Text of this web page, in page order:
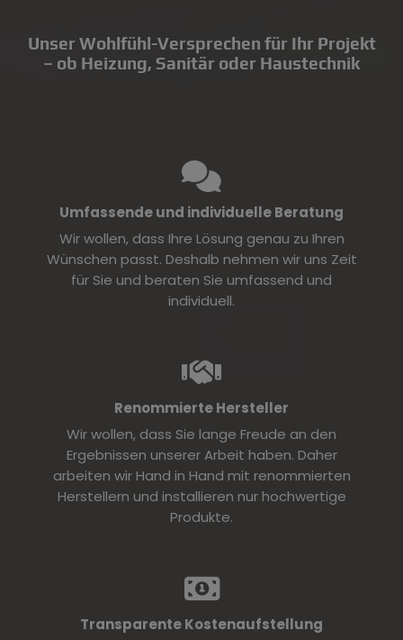
Unser Wohlfühl-Versprechen für Ihr Projekt
­­­­– ob Heizung, Sanitär oder Haustechnik
Umfassende und individuelle Beratung
Wir wollen, dass Ihre Lösung genau zu Ihren
Wünschen passt. Deshalb nehmen wir uns Zeit
für Sie und beraten Sie umfassend und
individuell.
Renommierte Hersteller
Wir wollen, dass Sie lange Freude an den
Ergebnissen unserer Arbeit haben. Daher
arbeiten wir Hand in Hand mit renommierten
Herstellern und installieren nur hochwertige
Produkte.
Transparente Kostenaufstellung